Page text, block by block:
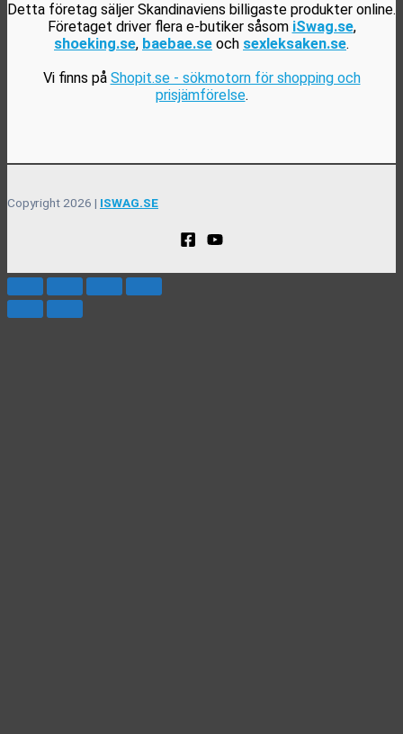
Detta företag säljer Skandinaviens billigaste produkter online.
Företaget driver flera e-butiker såsom iSwag.se,
shoeking.se, baebae.se och sexleksaken.se.
Vi finns på Shopit.se - sökmotorn för shopping och
prisjämförelse.
Copyright 2026 | ISWAG.SE